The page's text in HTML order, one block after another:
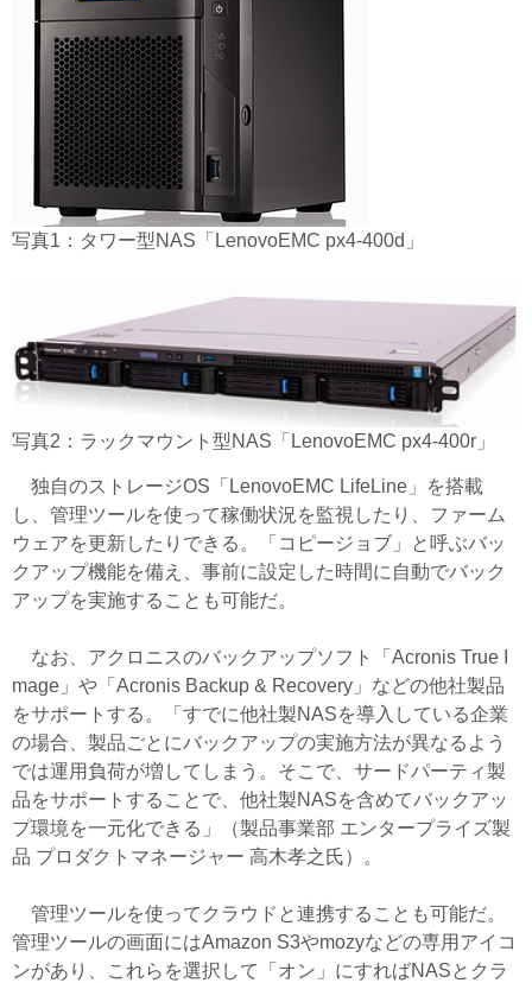
写真1：タワー型NAS「LenovoEMC px4-400d」
写真2：ラックマウント型NAS「LenovoEMC px4-400r」
独自のストレージOS「LenovoEMC LifeLine」を搭載
し、管理ツールを使って稼働状況を監視したり、ファーム
ウェアを更新したりできる。「コピージョブ」と呼ぶバッ
クアップ機能を備え、事前に設定した時間に自動でバック
アップを実施することも可能だ。
なお、アクロニスのバックアップソフト「Acronis True I
mage」や「Acronis Backup & Recovery」などの他社製品
をサポートする。「すでに他社製NASを導入している企業
の場合、製品ごとにバックアップの実施方法が異なるよう
では運用負荷が増してしまう。そこで、サードパーティ製
品をサポートすることで、他社製NASを含めてバックアッ
プ環境を一元化できる」（製品事業部 エンタープライズ製
品 プロダクトマネージャー 高木孝之氏）。
管理ツールを使ってクラウドと連携することも可能だ。
管理ツールの画面にはAmazon S3やmozyなどの専用アイコ
ンがあり、これらを選択して「オン」にすればNASとクラ